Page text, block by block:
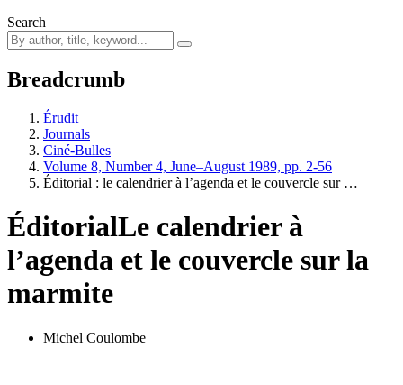
Search
Breadcrumb
Érudit
Journals
Ciné-Bulles
Volume 8, Number 4, June–August 1989, pp. 2-56
Éditorial : le calendrier à l’agenda et le couvercle sur …
ÉditorialLe calendrier à
l’agenda et le couvercle sur la
marmite
Michel Coulombe